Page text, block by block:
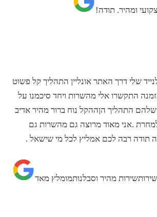
ומהיר. תודה!
שלי דרך האתר אונליין התהליך קל פשוט
התקשרו אלי מהשרות ויחד סיכמנו על
התהליך הןההקל נוח ברור מהיר אדיב
.אני מאוד מרוצה גם מהשרות גם
תודה רבה לכם אמליץ לכל מי שישאל .
מהיר וסבלנותמומלץ מאד